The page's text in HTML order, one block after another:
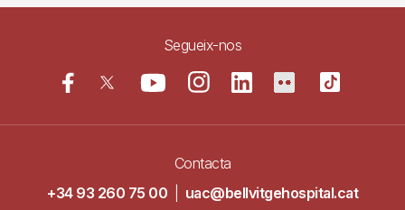
Segueix-nos
Contacta
+34 93 260 75 00
uac@bellvitgehospital.cat